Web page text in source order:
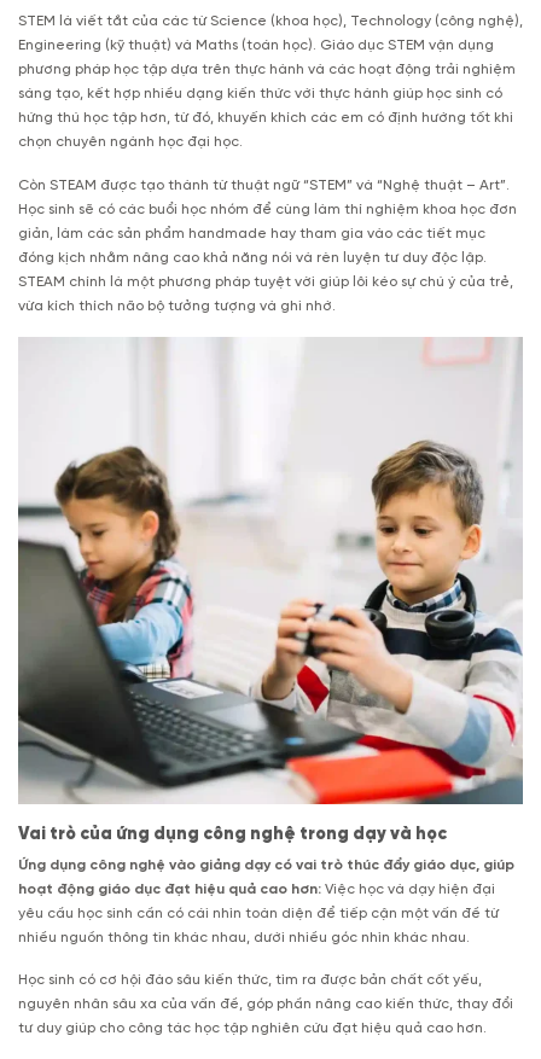
STEM là viết tắt của các từ Science (khoa học), Technology (công nghệ),
Engineering (kỹ thuật) và Maths (toán học). Giáo dục STEM vận dụng
phương pháp học tập dựa trên thực hành và các hoạt động trải nghiệm
sáng tạo, kết hợp nhiều dạng kiến thức với thực hành giúp học sinh có
hứng thú học tập hơn, từ đó, khuyến khích các em có định hướng tốt khi
chọn chuyên ngành học đại học.
Còn STEAM được tạo thành từ thuật ngữ “STEM” và “Nghệ thuật – Art”.
Học sinh sẽ có các buổi học nhóm để cùng làm thí nghiệm khoa học đơn
giản, làm các sản phẩm handmade hay tham gia vào các tiết mục
đóng kịch nhằm nâng cao khả năng nói và rèn luyện tư duy độc lập.
STEAM chính là một phương pháp tuyệt vời giúp lôi kéo sự chú ý của trẻ,
vừa kích thích não bộ tưởng tượng và ghi nhớ.
Vai trò của ứng dụng công nghệ trong dạy và học
Ứng dụng công nghệ vào giảng dạy có vai trò thúc đẩy giáo dục, giúp
hoạt động giáo dục đạt hiệu quả cao hơn: Việc học và dạy hiện đại
yêu cầu học sinh cần có cái nhìn toàn diện để tiếp cận một vấn đề từ
nhiều nguồn thông tin khác nhau, dưới nhiều góc nhìn khác nhau.
Học sinh có cơ hội đào sâu kiến thức, tìm ra được bản chất cốt yếu,
nguyên nhân sâu xa của vấn đề, góp phần nâng cao kiến thức, thay đổi
tư duy giúp cho công tác học tập nghiên cứu đạt hiệu quả cao hơn.